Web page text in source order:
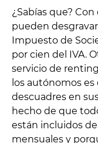
¿Sabías que?
pueden
Impuesto de
por cien del IVA.
servicio de
los autónomos
descuadres en
hecho de que
están incluidos
mensuales y